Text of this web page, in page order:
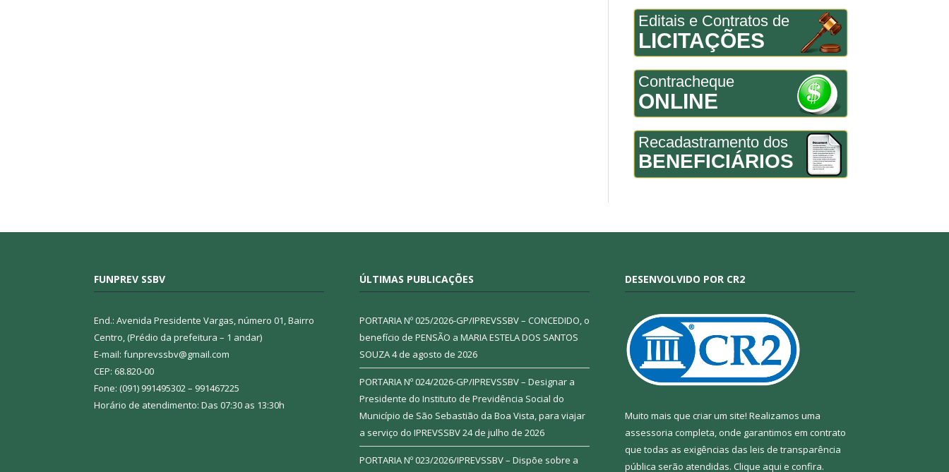
Editais e Contratos de
LICITAÇÕES
Contracheque
ONLINE
Recadastramento dos
BENEFICIÁRIOS
FUNPREV SSBV
End.: Avenida Presidente Vargas, número 01, Bairro
Centro, (Prédio da prefeitura – 1 andar)
E-mail: funprevssbv@gmail.com
CEP: 68.820-00
Fone: (091) 991495302 – 991467225
Horário de atendimento: Das 07:30 as 13:30h
ÚLTIMAS PUBLICAÇÕES
PORTARIA Nº 025/2026-GP/IPREVSSBV – CONCEDIDO, o
benefício de PENSÃO a MARIA ESTELA DOS SANTOS
SOUZA4 de agosto de 2026
PORTARIA Nº 024/2026-GP/IPREVSSBV – Designar a
Presidente do Instituto de Previdência Social do
Município de São Sebastião da Boa Vista, para viajar
a serviço do IPREVSSBV24 de julho de 2026
PORTARIA Nº 023/2026/IPREVSSBV – Dispõe sobre a
DESENVOLVIDO POR CR2
Muito mais que criar um site! Realizamos uma
assessoria completa, onde garantimos em contrato
que todas as exigências das leis de transparência
pública serão atendidas. Clique aqui e confira.